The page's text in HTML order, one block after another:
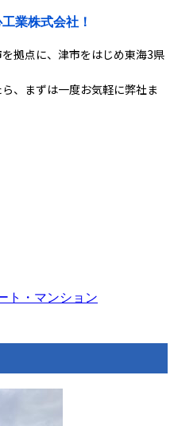
業株式会社！
拠点に、津市をはじめ東海3県
、まずは一度お気軽に弊社ま
ト・マンション